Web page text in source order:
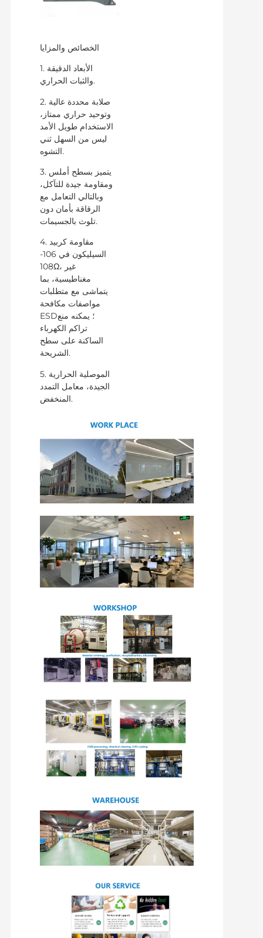
الخصائص والمزايا
1. الأبعاد الدقيقة
والثبات الحراري.
2. صلابة محددة عالية
وتوحيد حراري ممتاز،
الاستخدام طويل الأمد
ليس من السهل ثني
التشوه.
3. يتميز بسطح أملس
ومقاومة جيدة للتآكل،
وبالتالي التعامل مع
الرقاقة بأمان دون
تلوث بالجسيمات.
4. مقاومة كربيد
السيليكون في 106-
108Ω، غير
مغناطيسية، بما
يتماشى مع متطلبات
مواصفات مكافحة
ESD؛ يمكنه منع
تراكم الكهرباء
الساكنة على سطح
الشريحة.
5. الموصلية الحرارية
الجيدة، معامل التمدد
المنخفض.